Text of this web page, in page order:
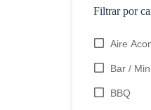
Filtrar por
Aire
Bar /
BBQ